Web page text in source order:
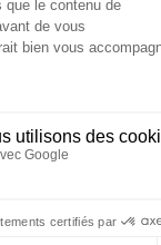
Read More
More
Advisor